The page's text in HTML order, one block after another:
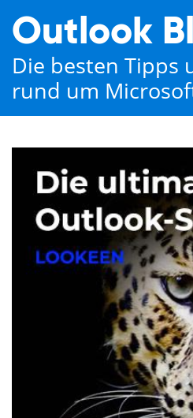
Outlook
Die besten Tipps
rund um